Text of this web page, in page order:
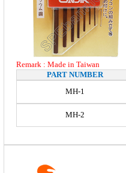
Remark : Made in Taiwan
PART NUMBER
MH-1
MH-2